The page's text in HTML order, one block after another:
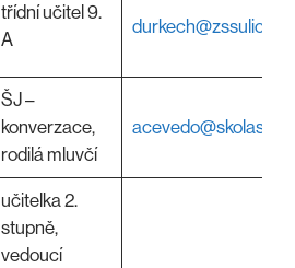
třídní učitel 9.
A
durkech@zssulice.cz
ŠJ –
konverzace,
rodilá mluvčí
učitelka 2.
stupně,
vedoucí